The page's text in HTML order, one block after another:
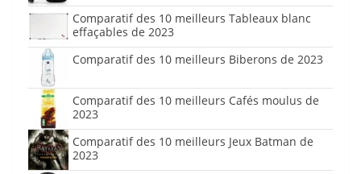
Comparatif des 10 meilleurs Tableaux blanc
effaçables de 2023
Comparatif des 10 meilleurs Biberons de 2023
Comparatif des 10 meilleurs Cafés moulus de
2023
Comparatif des 10 meilleurs Jeux Batman de
2023